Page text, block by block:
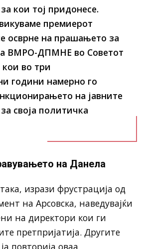
кои тој придонесе.
премиерот
осврне на прашањето за
ВМРО-ДПМНЕ во Советот
кои во три
години намерно го
на јавните
своја политичка
на Данела
изрази фрустрација од
на Арсовска, наведувајќи
на директори кои ги
претпријатија. Другите
повторија оваа